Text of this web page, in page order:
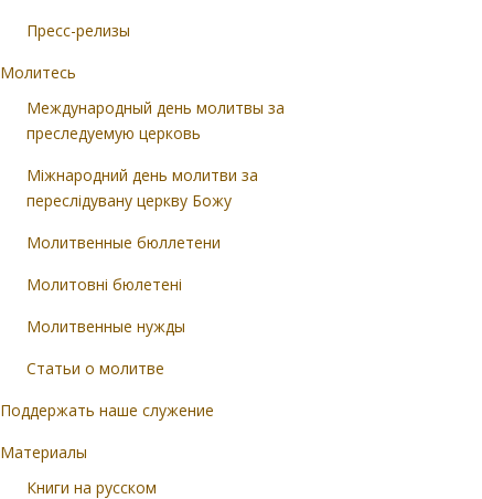
Пресс-релизы
Молитесь
Международный день молитвы за
преследуемую церковь
Міжнародний день молитви за
переслідувану церкву Божу
Молитвенные бюллетени
Молитовні бюлетені
Молитвенные нужды
Статьи о молитве
Поддержать наше служение
Материалы
Книги на русском